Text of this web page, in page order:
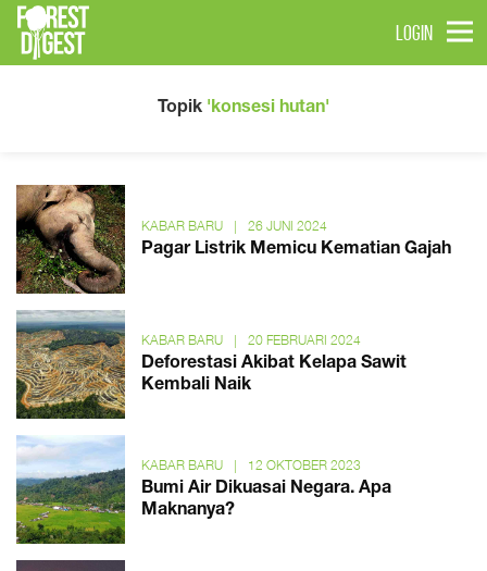
LOGIN
Topik 'konsesi hutan'
KABAR BARU | 26 JUNI 2024
Pagar Listrik Memicu Kematian Gajah
KABAR BARU | 20 FEBRUARI 2024
Deforestasi Akibat Kelapa Sawit
Kembali Naik
KABAR BARU | 12 OKTOBER 2023
Bumi Air Dikuasai Negara. Apa
Maknanya?